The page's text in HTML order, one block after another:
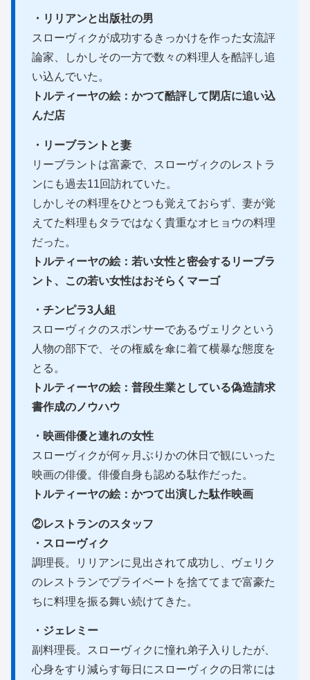
・リリアンと出版社の男
スローヴィクが成功するきっかけを作った女流評
論家、しかしその一方で数々の料理人を酷評し追
い込んでいた。
トルティーヤの絵：かつて酷評して閉店に追い込
んだ店
・リーブラントと妻
リーブラントは富豪で、スローヴィクのレストラ
ンにも過去11回訪れていた。
しかしその料理をひとつも覚えておらず、妻が覚
えてた料理もタラではなく貴重なオヒョウの料理
だった。
トルティーヤの絵：若い女性と密会するリーブラ
ント、この若い女性はおそらくマーゴ
・チンピラ3人組
スローヴィクのスポンサーであるヴェリクという
人物の部下で、その権威を傘に着て横暴な態度を
とる。
トルティーヤの絵：普段生業としている偽造請求
書作成のノウハウ
・映画俳優と連れの女性
スローヴィクが何ヶ月ぶりかの休日で観にいった
映画の俳優。俳優自身も認める駄作だった。
トルティーヤの絵：かつて出演した駄作映画
②レストランのスタッフ
・スローヴィク
調理長。リリアンに見出されて成功し、ヴェリク
のレストランでプライベートを捨ててまで富豪た
ちに料理を振る舞い続けてきた。
・ジェレミー
副料理長。スローヴィクに憧れ弟子入りしたが、
心身をすり減らす毎日にスローヴィクの日常には